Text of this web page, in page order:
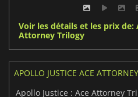
Voir les détails et les prix de:
Attorney Trilogy
APOLLO JUSTICE ACE